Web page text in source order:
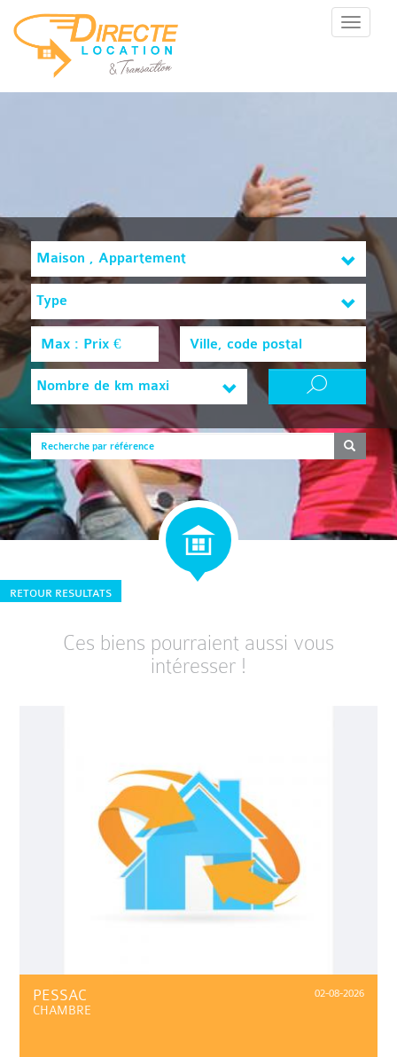
Menu
Maison , Appartement
Type
Nombre de km maxi
RETOUR RESULTATS
Ces biens pourraient aussi vous
intéresser !
02-08-2026
PESSAC
CHAMBRE